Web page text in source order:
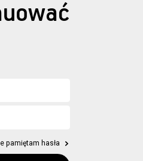
pamiętam hasła